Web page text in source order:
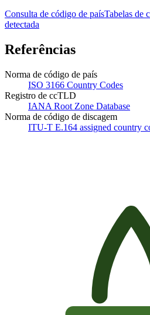
Consulta de código de paísTabelas de
detectada
Referências
Norma de código de país
ISO 3166 Country Codes
Registro de ccTLD
IANA Root Zone Database
Norma de código de discagem
ITU-T E.164 assigned country